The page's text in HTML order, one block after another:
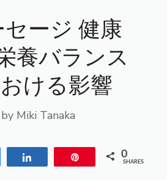
ージ 健康
養バランス
ける影響
by Miki Tanaka
0
SHARES